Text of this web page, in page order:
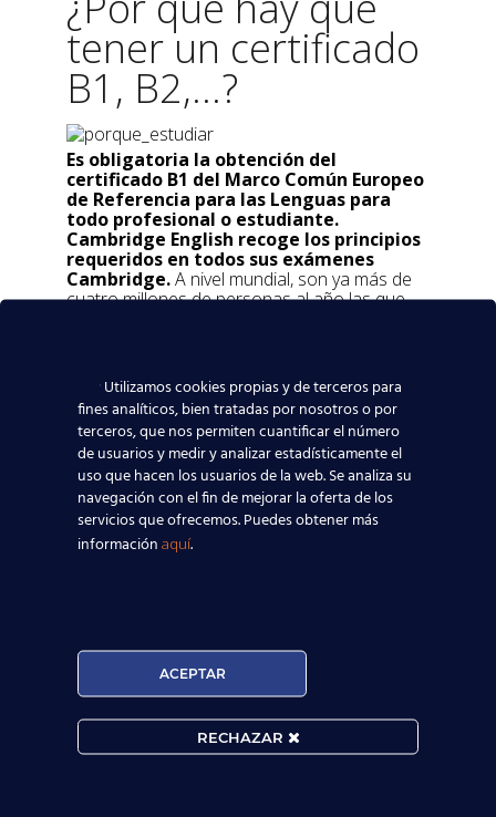
tener un certificado
B1, B2,...?
Es obligatoria la obtención del
certificado B1 del Marco Común Europeo
de Referencia para las Lenguas para
todo profesional o estudiante.
Cambridge English recoge los principios
requeridos en todos sus exámenes
Cambridge.A nivel mundial, son ya más de
cuatro millones de personas al año las que
¿Dónde estamos?
Utilizamos cookies propias y de terceros para
fines analíticos, bien tratadas por nosotros o por
terceros, que nos permiten cuantificar el número
de usuarios y medir y analizar estadísticamente el
uso que hacen los usuarios de la web. Se analiza su
navegación con el fin de mejorar la oferta de los
servicios que ofrecemos. Puedes obtener más
información aquí.
ACEPTAR
RECHAZAR